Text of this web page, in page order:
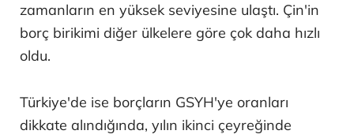
zamanların en yüksek seviyesine ulaştı. Çin'in
borç birikimi diğer ülkelere göre çok daha hızlı
oldu.
Türkiye'de ise borçların GSYH'ye oranları
dikkate alındığında, yılın ikinci çeyreğinde